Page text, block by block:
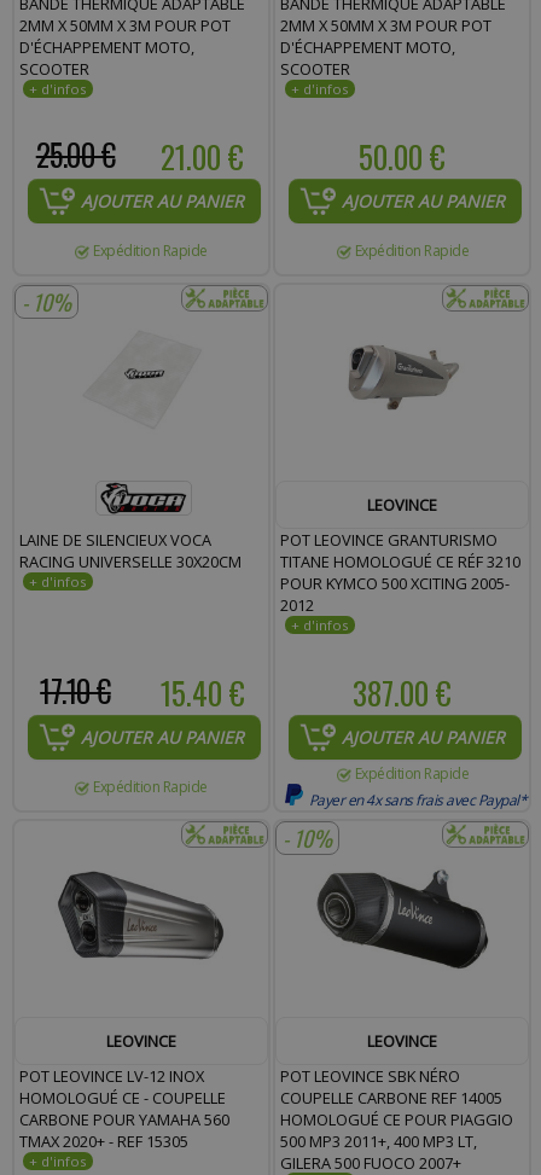
2MM X 50MM X 3M POUR POT
D'ÉCHAPPEMENT MOTO,
SCOOTER
21.00 €
25.00 €
AJOUTER AU PANIER
Expédition Rapide
2MM X 50MM X 3M POUR POT
D'ÉCHAPPEMENT MOTO,
SCOOTER
50.00 €
AJOUTER AU PANIER
Expédition Rapide
- 10%
LAINE DE SILENCIEUX VOCA
RACING UNIVERSELLE 30X20CM
15.40 €
17.10 €
AJOUTER AU PANIER
Expédition Rapide
LEOVINCE
POT LEOVINCE GRANTURISMO
TITANE HOMOLOGUÉ CE RÉF 3210
POUR KYMCO 500 XCITING 2005-
2012
387.00 €
AJOUTER AU PANIER
Expédition Rapide
Payer en 4x sans frais avec Paypal*
LEOVINCE
POT LEOVINCE LV-12 INOX
HOMOLOGUÉ CE - COUPELLE
CARBONE POUR YAMAHA 560
TMAX 2020+ - REF 15305
- 10%
LEOVINCE
POT LEOVINCE SBK NÉRO
COUPELLE CARBONE REF 14005
HOMOLOGUÉ CE POUR PIAGGIO
500 MP3 2011+, 400 MP3 LT,
GILERA 500 FUOCO 2007+
Commentaire :